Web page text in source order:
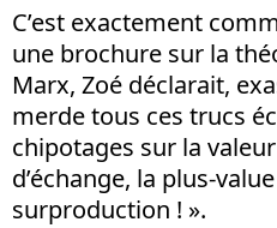
C’est exactement
une brochure sur la
Marx, Zoé déclarait,
merde tous ces trucs
chipotages sur la
d’échange, la plus-
surproduction ! ».